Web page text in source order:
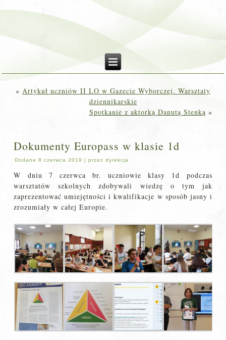
« Artykuł uczniów II LO w Gazecie Wyborczej. Warsztaty
dziennikarskie
Spotkanie z aktorką Danutą Stenką »
Dokumenty Europass w klasie 1d
Dodane 8 czerwca 2019 |przez dyrekcja
W dniu 7 czerwca br. uczniowie klasy 1d podczas
warsztatów szkolnych zdobywali wiedzę o tym jak
zaprezentować umiejętności i kwalifikacje w sposób jasny i
zrozumiały w całej Europie.